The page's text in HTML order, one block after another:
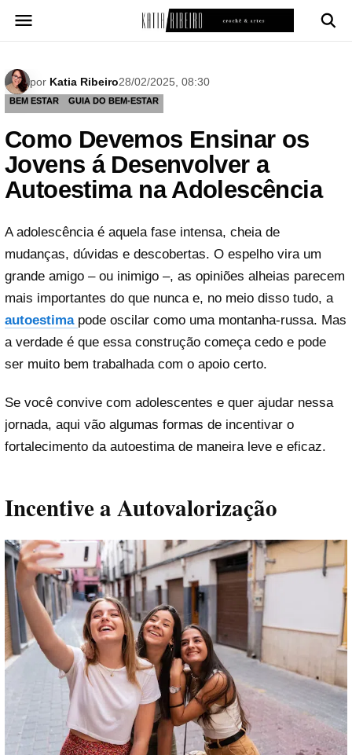
para
por Katia Ribeiro28/02/2025, 08:30
BEM ESTAR GUIA DO BEM-ESTAR
Como Devemos Ensinar os
Jovens á Desenvolver a
Autoestima na Adolescência
A adolescência é aquela fase intensa, cheia de
mudanças, dúvidas e descobertas. O espelho vira um
grande amigo – ou inimigo –, as opiniões alheias parecem
mais importantes do que nunca e, no meio disso tudo, a
autoestima pode oscilar como uma montanha-russa. Mas
a verdade é que essa construção começa cedo e pode
ser muito bem trabalhada com o apoio certo.
Se você convive com adolescentes e quer ajudar nessa
jornada, aqui vão algumas formas de incentivar o
fortalecimento da autoestima de maneira leve e eficaz.
Incentive a Autovalorização